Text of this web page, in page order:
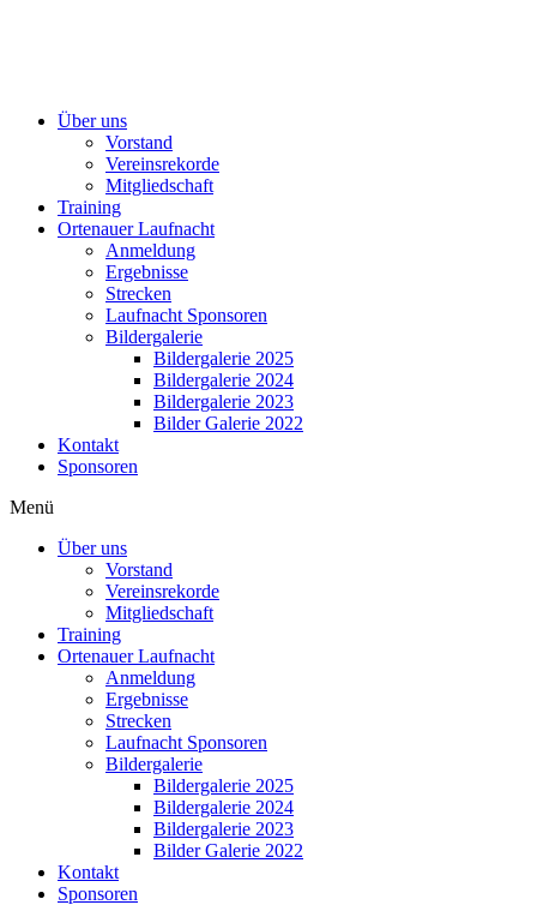
Über uns
Vorstand
Vereinsrekorde
Mitgliedschaft
Training
Ortenauer Laufnacht
Anmeldung
Ergebnisse
Strecken
Laufnacht Sponsoren
Bildergalerie
Bildergalerie 2025
Bildergalerie 2024
Bildergalerie 2023
Bilder Galerie 2022
Kontakt
Sponsoren
Menü
Über uns
Vorstand
Vereinsrekorde
Mitgliedschaft
Training
Ortenauer Laufnacht
Anmeldung
Ergebnisse
Strecken
Laufnacht Sponsoren
Bildergalerie
Bildergalerie 2025
Bildergalerie 2024
Bildergalerie 2023
Bilder Galerie 2022
Kontakt
Sponsoren